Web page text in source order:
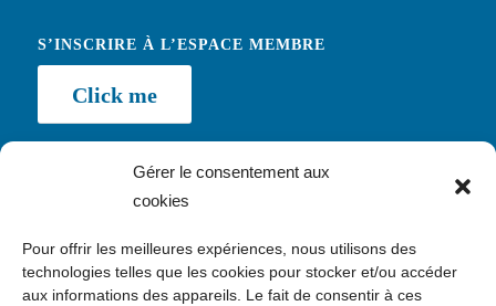
Gérer le consentement aux
cookies
Pour offrir les meilleures expériences, nous utilisons des
technologies telles que les cookies pour stocker et/ou accéder
aux informations des appareils. Le fait de consentir à ces
S’INSCRIRE À L’ESPACE MEMBRE
Click me
Inscription